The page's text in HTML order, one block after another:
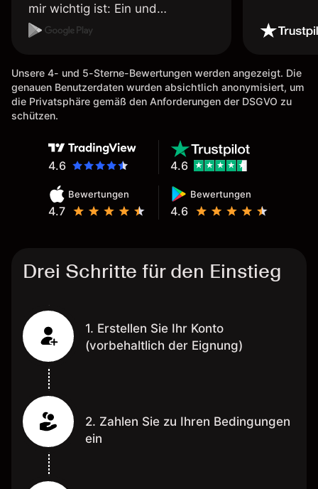
mir wichtig ist: Ein und
Auszahlungen per Kreditkarte
möglich. Berichte, Auszüge OK.
Eine Diagrammfunktion wie es
bei Naga ist wäre
Unsere 4- und 5-Sterne-Bewertungen werden angezeigt. Die
genauen Benutzerdaten wurden absichtlich anonymisiert, um
die Privatsphäre gemäß den Anforderungen der DSGVO zu
schützen.
4.6
Bewertungen
4.7
Bewertungen
4.6
4.6
Drei Schritte für den Einstieg
1. Erstellen Sie Ihr Konto
(vorbehaltlich der Eignung)
2. Zahlen Sie zu Ihren Bedingungen
ein